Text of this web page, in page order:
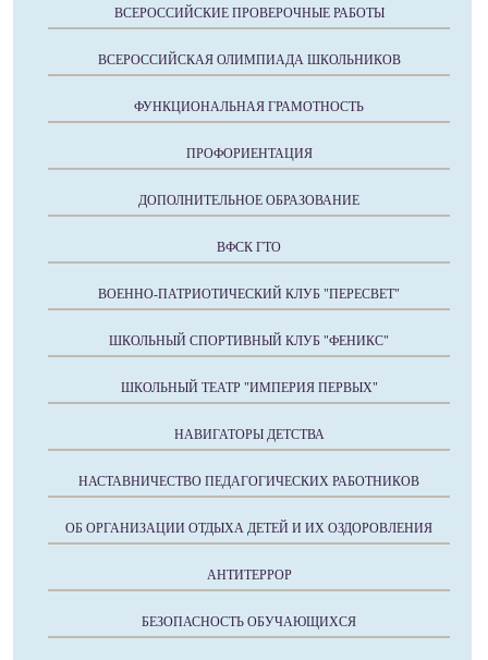
ВСЕРОССИЙСКИЕ ПРОВЕРОЧНЫЕ РАБОТЫ
ВСЕРОССИЙСКАЯ ОЛИМПИАДА ШКОЛЬНИКОВ
ФУНКЦИОНАЛЬНАЯ ГРАМОТНОСТЬ
ПРОФОРИЕНТАЦИЯ
ДОПОЛНИТЕЛЬНОЕ ОБРАЗОВАНИЕ
ВФСК ГТО
ВОЕННО-ПАТРИОТИЧЕСКИЙ КЛУБ "ПЕРЕСВЕТ"
ШКОЛЬНЫЙ СПОРТИВНЫЙ КЛУБ "ФЕНИКС"
ШКОЛЬНЫЙ ТЕАТР "ИМПЕРИЯ ПЕРВЫХ"
НАВИГАТОРЫ ДЕТСТВА
НАСТАВНИЧЕСТВО ПЕДАГОГИЧЕСКИХ РАБОТНИКОВ
ОБ ОРГАНИЗАЦИИ ОТДЫХА ДЕТЕЙ И ИХ ОЗДОРОВЛЕНИЯ
АНТИТЕРРОР
БЕЗОПАСНОСТЬ ОБУЧАЮЩИХСЯ